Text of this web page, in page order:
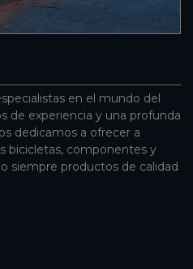
en el mundo del
de experiencia y una profunda
dedicamos a ofrecer a
bicicletas, componentes y
siempre productos de calidad